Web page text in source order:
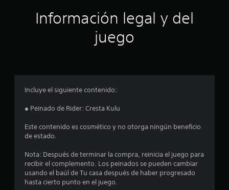
a
s
Información legal y del
juego
Incluye el siguiente contenido:
● Peinado de Rider: Cresta Kulu
Este contenido es cosmético y no otorga ningún beneficio
de estado.
Nota: Después de terminar la compra, reinicia el juego para
recibir el complemento. Los peinados se pueden cambiar
usando el baúl de Tu casa después de haber progresado
hasta cierto punto en el juego.